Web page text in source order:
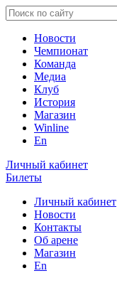
Новости
Чемпионат
Команда
Медиа
Клуб
История
Магазин
Winline
En
Личный кабинет
Билеты
Личный кабинет
Новости
Контакты
Об арене
Магазин
En